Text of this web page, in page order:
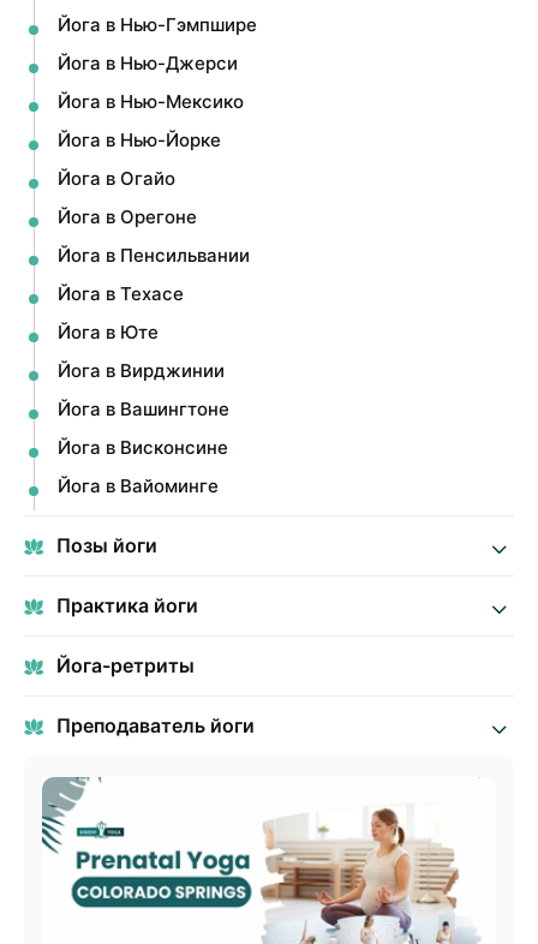
Йога в Нью-Гэмпшире
Йога в Нью-Джерси
Йога в Нью-Мексико
Йога в Нью-Йорке
Йога в Огайо
Йога в Орегоне
Йога в Пенсильвании
Йога в Техасе
Йога в Юте
Йога в Вирджинии
Йога в Вашингтоне
Йога в Висконсине
Йога в Вайоминге
Позы йоги
Практика йоги
Йога-ретриты
Преподаватель йоги